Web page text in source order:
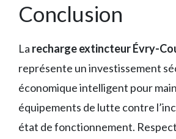
Conclusion
La recharge extincteur Évry-
représente un investissement
économique intelligent pour
équipements de lutte contre
état de fonctionnement.